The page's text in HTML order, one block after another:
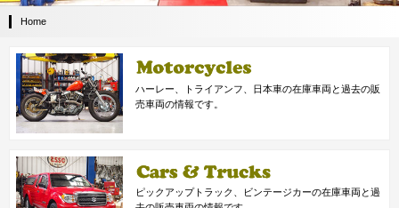
Home
ハーレー、トライアンフ、日本車の在庫車両と過去の販
売車両の情報です。
ピックアップトラック、ビンテージカーの在庫車両と過